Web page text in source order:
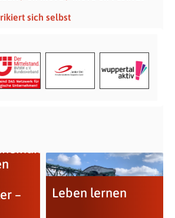
sich selbst
–
Leben lernen